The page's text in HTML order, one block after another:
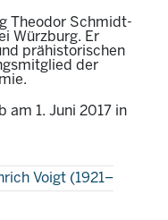
Theodor Schmidt-
Würzburg. Er
prähistorischen
der
am 1. Juni 2017 in
Voigt (1921–